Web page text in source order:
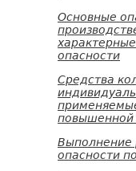
Основные
опасности
Средства
повышенной
Выполнение
опасности